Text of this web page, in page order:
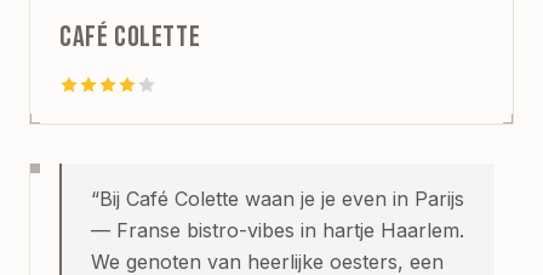
CAFÉ COLETTE
“Bij Café Colette waan je je even in Parijs
— Franse bistro-vibes in hartje Haarlem.
We genoten van heerlijke oesters, een